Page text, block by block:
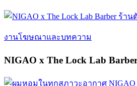
งานโฆษณาและบทความ
NIGAO x The Lock Lab